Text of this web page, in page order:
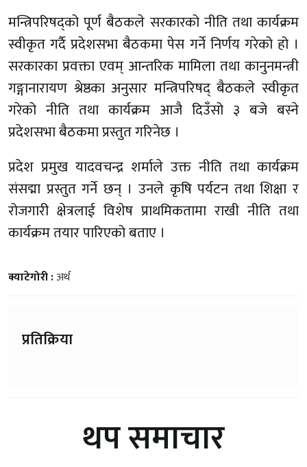
मन्त्रिपरिषद्को पूर्ण बैठकले सरकारको नीति तथा कार्यक्रम
स्वीकृत गर्दै प्रदेशसभा बैठकमा पेस गर्ने निर्णय गरेको हो ।
सरकारका प्रवक्ता एवम् आन्तरिक मामिला तथा कानुनमन्त्री
गङ्गानारायण श्रेष्ठका अनुसार मन्त्रिपरिषद् बैठकले स्वीकृत
गरेको नीति तथा कार्यक्रम आजै दिउँसो ३ बजे बस्ने
प्रदेशसभा बैठकमा प्रस्तुत गरिनेछ ।
प्रदेश प्रमुख यादवचन्द्र शर्माले उक्त नीति तथा कार्यक्रम
संसद्मा प्रस्तुत गर्ने छन् । उनले कृषि पर्यटन तथा शिक्षा र
रोजगारी क्षेत्रलाई विशेष प्राथमिकतामा राखी नीति तथा
कार्यक्रम तयार पारिएको बताए ।
क्याटेगोरी :अर्थ
प्रतिक्रिया
थप समाचार